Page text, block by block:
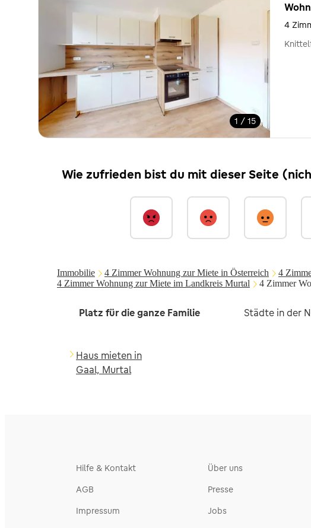
1 / 15
4
Wie zufrieden bist du mit dieser Seite
Immobilie 4 Zimmer Wohnung zur Miete in Österreich
4
4 Zimmer Wohnung zur Miete im Landkreis Murtal
4 Zimmer
Platz für die ganze Familie Städte in der
Haus mieten in
Gaal, Murtal
Hilfe & Kontakt
AGB
Impressum
Über uns
Presse
Jobs